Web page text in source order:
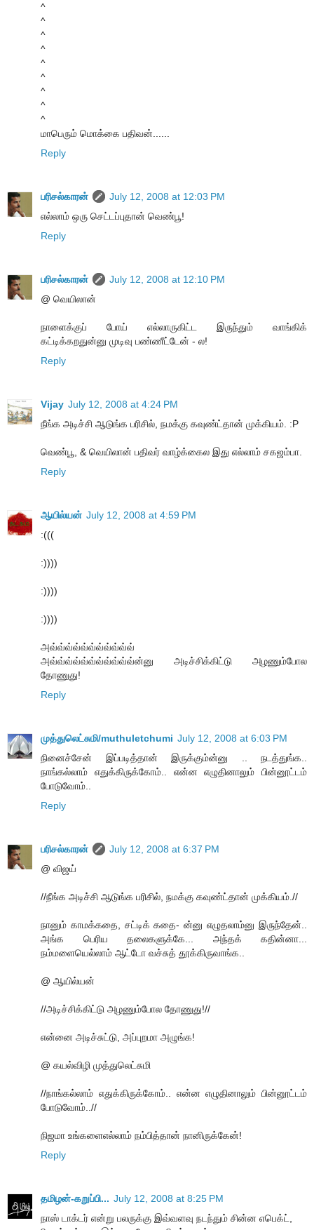
^
^
^
^
^
^
^
^
^
மாபெரும் மொக்கை பதிவன்......
Reply
பரிசல்காரன்
July 12, 2008 at 12:03 PM
எல்லாம் ஒரு செட்டப்புதான் வெண்பூ!
Reply
பரிசல்காரன்
July 12, 2008 at 12:10 PM
@ வெயிலான்
நாளைக்குப் போய் எல்லாருகிட்ட இருந்தும் வாங்கிக்
கட்டிக்கறதுன்னு முடிவு பண்ணீட்டேன் - ல!
Reply
Vijay July 12, 2008 at 4:24 PM
நீங்க அடிச்சி ஆடுங்க பரிசில், நமக்கு கவுண்ட்தான் முக்கியம். :P
வெண்பூ, & வெயிலான் பதிவர் வாழ்க்கைல இது எல்லாம் சகஜம்பா.
Reply
ஆயில்யன் July 12, 2008 at 4:59 PM
:(((
:))))
:))))
:))))
அவ்வ்வ்வ்வ்வ்வ்வ்வ்வ்வ்
அவ்வ்வ்வ்வ்வ்வ்வ்வ்வ்வ்ன்னு அடிச்சிக்கிட்டு அழணும்போல
தோணுது!
Reply
முத்துலெட்சுமி/muthuletchumi July 12, 2008 at 6:03 PM
நினைச்சேன் இப்படித்தான் இருக்கும்ன்னு .. நடத்துங்க..
நாங்கல்லாம் எதுக்கிருக்கோம்.. என்ன எழுதினாலும் பின்னூட்டம்
போடுவோம்..
Reply
பரிசல்காரன்
July 12, 2008 at 6:37 PM
@ விஜய்
//நீங்க அடிச்சி ஆடுங்க பரிசில், நமக்கு கவுண்ட்தான் முக்கியம்.//
நானும் காமக்கதை, சட்டிக் கதை- ன்னு எழுதலாம்னு இருந்தேன்..
அங்க பெரிய தலைகளுக்கே... அந்தக் கதின்னா...
நம்மளையெல்லாம் ஆட்டோ வச்சுத் தூக்கிருவாங்க..
@ ஆயில்யன்
//அடிச்சிக்கிட்டு அழணும்போல தோணுது!//
என்னை அடிச்சுட்டு, அப்புறமா அழுங்க!
@ கயல்விழி முத்துலெட்சுமி
//நாங்கல்லாம் எதுக்கிருக்கோம்.. என்ன எழுதினாலும் பின்னூட்டம்
போடுவோம்..//
நிஜமா உங்களைஎல்லாம் நம்பித்தான் நானிருக்கேன்!
Reply
தமிழன்-கறுப்பி... July 12, 2008 at 8:25 PM
நாஸ் டாக்டர் என்று பலருக்கு இவ்வளவு நடந்தும் சின்ன எபெக்ட்,